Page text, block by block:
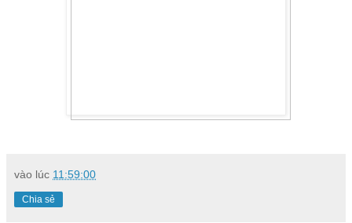
vào lúc 11:59:00
Chia sẻ